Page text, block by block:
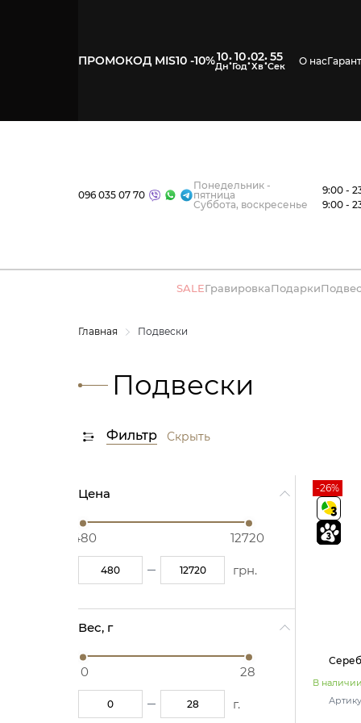
ПРОМОКОД MIS10 -10%10:10:02:54 О нас
096 035 07 70
Понедельник -
пятница
9:00 -
Суббота, воскресенье
9:00 -
SALEГравировкаПодарки
Главная Подвески
Подвески
Фильтр Скрыть
Цена
480 12720
грн.
Вес, г
0 28
г.
-26%
В наличии